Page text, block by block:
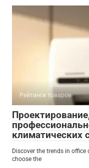
Рейтинги товаров
климатических
Discover the trends in
choose the